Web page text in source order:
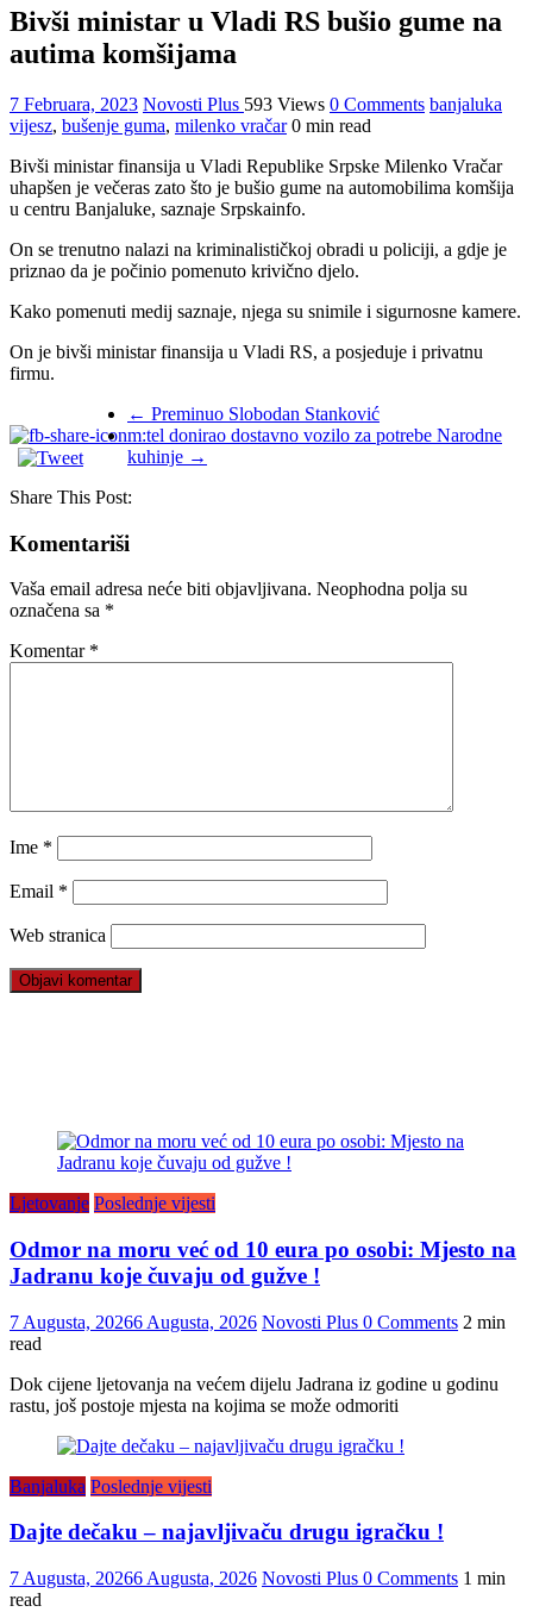
Bivši ministar u Vladi RS bušio gume na
autima komšijama
7 Februara, 2023 Novosti Plus 593 Views 0 Comments banjaluka
vijesz, bušenje guma, milenko vračar 0 min read
Bivši ministar finansija u Vladi Republike Srpske Milenko Vračar
uhapšen je večeras zato što je bušio gume na automobilima komšija
u centru Banjaluke, saznaje Srpskainfo.
On se trenutno nalazi na kriminalističkoj obradi u policiji, a gdje je
priznao da je počinio pomenuto krivično djelo.
Kako pomenuti medij saznaje, njega su snimile i sigurnosne kamere.
On je bivši ministar finansija u Vladi RS, a posjeduje i privatnu
firmu.
← Preminuo Slobodan Stanković
m:tel donirao dostavno vozilo za potrebe Narodne
kuhinje →
Share This Post:
Komentariši
Vaša email adresa neće biti objavljivana. Neophodna polja su
označena sa *
Komentar *
Ime *
Email *
Web stranica
Ljetovanje Poslednje vijesti
Odmor na moru već od 10 eura po osobi: Mjesto na
Jadranu koje čuvaju od gužve !
7 Augusta, 20266 Augusta, 2026 Novosti Plus 0 Comments 2 min
read
Dok cijene ljetovanja na većem dijelu Jadrana iz godine u godinu
rastu, još postoje mjesta na kojima se može odmoriti
Banjaluka Poslednje vijesti
Dajte dečaku – najavljivaču drugu igračku !
7 Augusta, 20266 Augusta, 2026 Novosti Plus 0 Comments 1 min
read